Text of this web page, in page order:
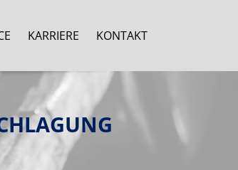
KARRIERE KONTAKT